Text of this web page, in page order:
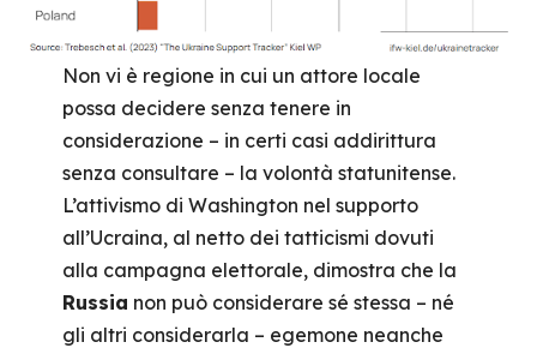
Non vi è regione in cui un attore locale
possa decidere senza tenere in
considerazione – in certi casi addirittura
senza consultare – la volontà statunitense.
L’attivismo di Washington nel supporto
all’Ucraina, al netto dei tatticismi dovuti
alla campagna elettorale, dimostra che la
Russia non può considerare sé stessa – né
gli altri considerarla – egemone neanche